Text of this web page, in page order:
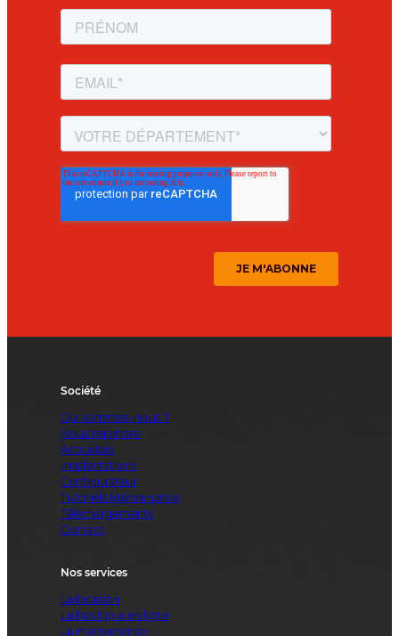
Société
Qui sommes-nous ?
Nous rejoindre
Actualités
Implantations
Configurateur
Tutoriels Maintenance
Téléchargements
Contact
Nos services
La location
La boutique en ligne
La maintenance